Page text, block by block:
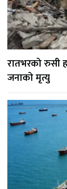
रातभरको रुसी
जनाको मृत्यु